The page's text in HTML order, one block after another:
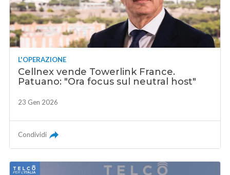
L'OPERAZIONE
Cellnex vende Towerlink France.
Patuano: "Ora focus sul neutral host"
23 Gen 2026
Condividi